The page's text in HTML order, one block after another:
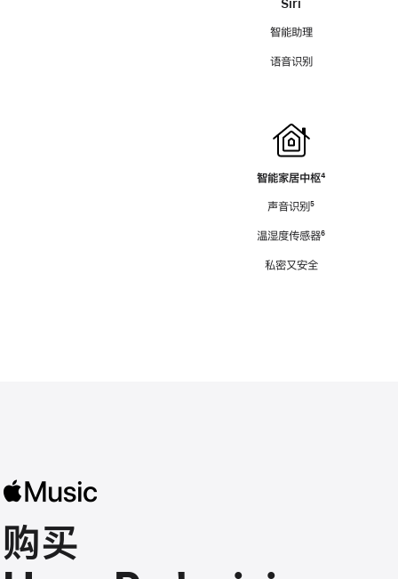
Siri
智能助理
语音识别
智能家居中枢脚
⁴
声音识别脚
⁵
温湿度传感器脚
⁶
私密又安全
购买